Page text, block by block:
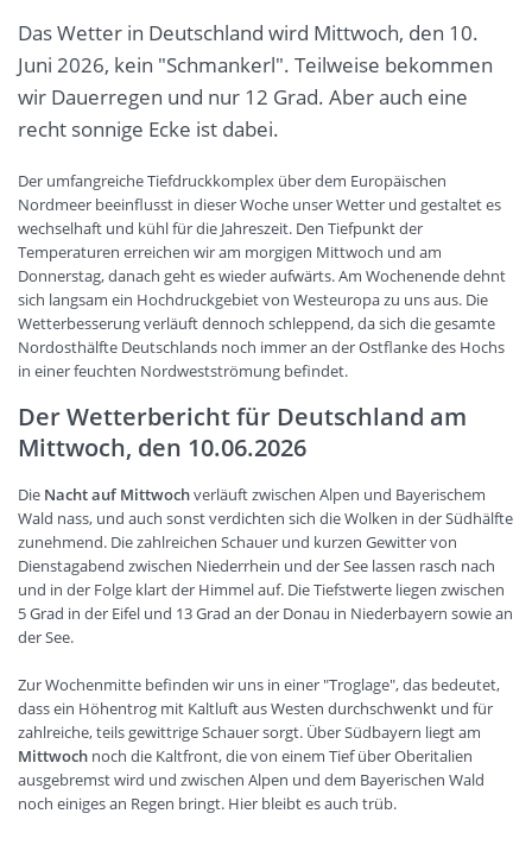
Das Wetter in Deutschland wird Mittwoch, den 10.
Juni 2026, kein "Schmankerl". Teilweise bekommen
wir Dauerregen und nur 12 Grad. Aber auch eine
recht sonnige Ecke ist dabei.
Der umfangreiche Tiefdruckkomplex über dem Europäischen
Nordmeer beeinflusst in dieser Woche unser Wetter und gestaltet es
wechselhaft und kühl für die Jahreszeit. Den Tiefpunkt der
Temperaturen erreichen wir am morgigen Mittwoch und am
Donnerstag, danach geht es wieder aufwärts. Am Wochenende dehnt
sich langsam ein Hochdruckgebiet von Westeuropa zu uns aus. Die
Wetterbesserung verläuft dennoch schleppend, da sich die gesamte
Nordosthälfte Deutschlands noch immer an der Ostflanke des Hochs
in einer feuchten Nordwestströmung befindet.
Der Wetterbericht für Deutschland am
Mittwoch, den 10.06.2026
Die Nacht auf Mittwochverläuft zwischen Alpen und Bayerischem
Wald nass, und auch sonst verdichten sich die Wolken in der Südhälfte
zunehmend. Die zahlreichen Schauer und kurzen Gewitter von
Dienstagabend zwischen Niederrhein und der See lassen rasch nach
und in der Folge klart der Himmel auf. Die Tiefstwerte liegen zwischen
5 Grad in der Eifel und 13 Grad an der Donau in Niederbayern sowie an
der See.
Zur Wochenmitte befinden wir uns in einer "Troglage", das bedeutet,
dass ein Höhentrog mit Kaltluft aus Westen durchschwenkt und für
zahlreiche, teils gewittrige Schauer sorgt. Über Südbayern liegt am
Mittwoch noch die Kaltfront, die von einem Tief über Oberitalien
ausgebremst wird und zwischen Alpen und dem Bayerischen Wald
noch einiges an Regen bringt. Hier bleibt es auch trüb.